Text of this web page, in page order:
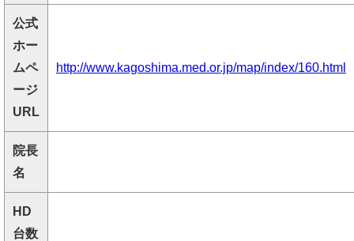
公式
ホー
ムペ
ージ
URL
http://www.kagoshima.med.or.jp/map/index/160.html
院長
名
HD
台数